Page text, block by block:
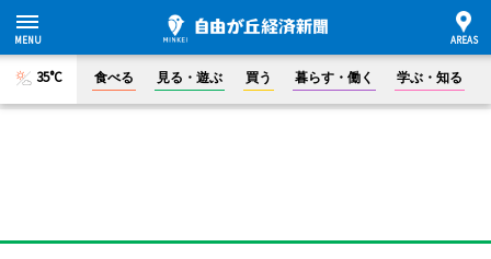
35°C 食べる 見る・遊ぶ 買う 暮らす・働く 学ぶ・知る